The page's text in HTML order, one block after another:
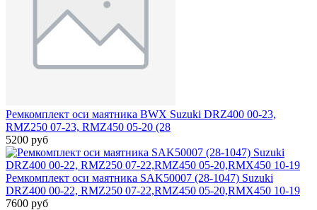
Ремкомплект оси маятника BWX Suzuki DRZ400 00-23,
RMZ250 07-23, RMZ450 05-20 (28
5200 руб
Ремкомплект оси маятника SAK50007 (28-1047) Suzuki
DRZ400 00-22, RMZ250 07-22,RMZ450 05-20,RMX450 10-19
7600 руб